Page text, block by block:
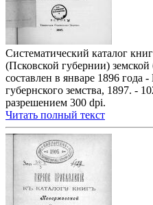
Систематический каталог
(Псковской губернии)
составлен в январе 1896 года
губернского земства, 1897. -
разрешением 300 dpi.
Читать полный текст